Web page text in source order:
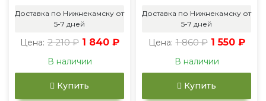
Доставка по Нижнекамску от
5-7 дней
Цена: 2 210 ₽ 1 840 ₽
В наличии
Купить
Доставка по Нижнекамску от
5-7 дней
Цена: 1 860 ₽ 1 550 ₽
В наличии
Купить